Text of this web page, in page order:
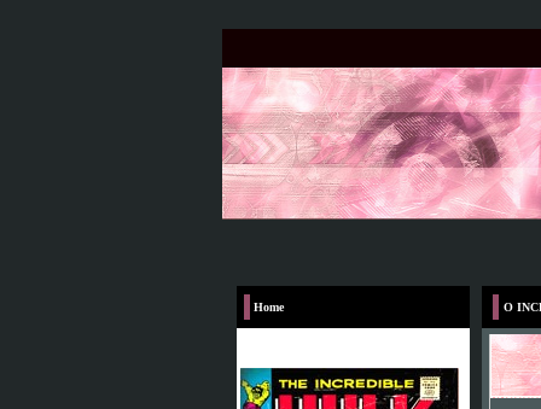
Home O